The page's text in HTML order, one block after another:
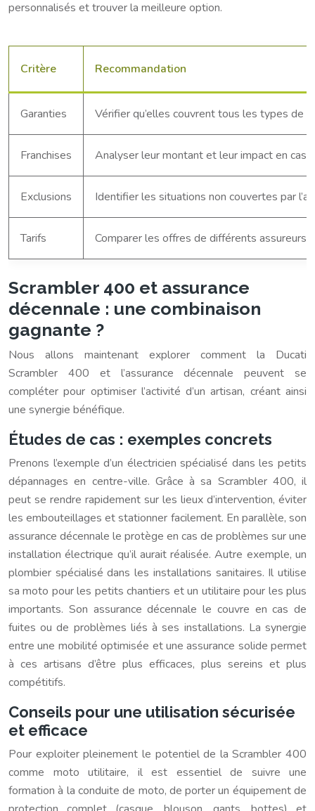
personnalisés et trouver la meilleure option.
Critère Recommandation
Garanties Vérifier qu’elles couvrent tous les types de
Franchises Analyser leur montant et leur impact en cas
Exclusions Identifier les situations non couvertes par
Tarifs Comparer les offres de différents assureurs.
Scrambler 400 et assurance
décennale : une combinaison
gagnante ?
Nous allons maintenant explorer comment la Ducati
Scrambler 400 et l’assurance décennale peuvent se
compléter pour optimiser l’activité d’un artisan, créant ainsi
une synergie bénéfique.
Études de cas : exemples concrets
Prenons l’exemple d’un électricien spécialisé dans les petits
dépannages en centre-ville. Grâce à sa Scrambler 400, il
peut se rendre rapidement sur les lieux d’intervention, éviter
les embouteillages et stationner facilement. En parallèle, son
assurance décennale le protège en cas de problèmes sur une
installation électrique qu’il aurait réalisée. Autre exemple, un
plombier spécialisé dans les installations sanitaires. Il utilise
sa moto pour les petits chantiers et un utilitaire pour les plus
importants. Son assurance décennale le couvre en cas de
fuites ou de problèmes liés à ses installations. La synergie
entre une mobilité optimisée et une assurance solide permet
à ces artisans d’être plus efficaces, plus sereins et plus
compétitifs.
Conseils pour une utilisation sécurisée
et efficace
Pour exploiter pleinement le potentiel de la Scrambler 400
comme moto utilitaire, il est essentiel de suivre une
formation à la conduite de moto, de porter un équipement de